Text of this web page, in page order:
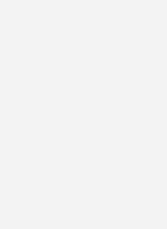
die Füllwasser-
nennt die
die Umsetzung als